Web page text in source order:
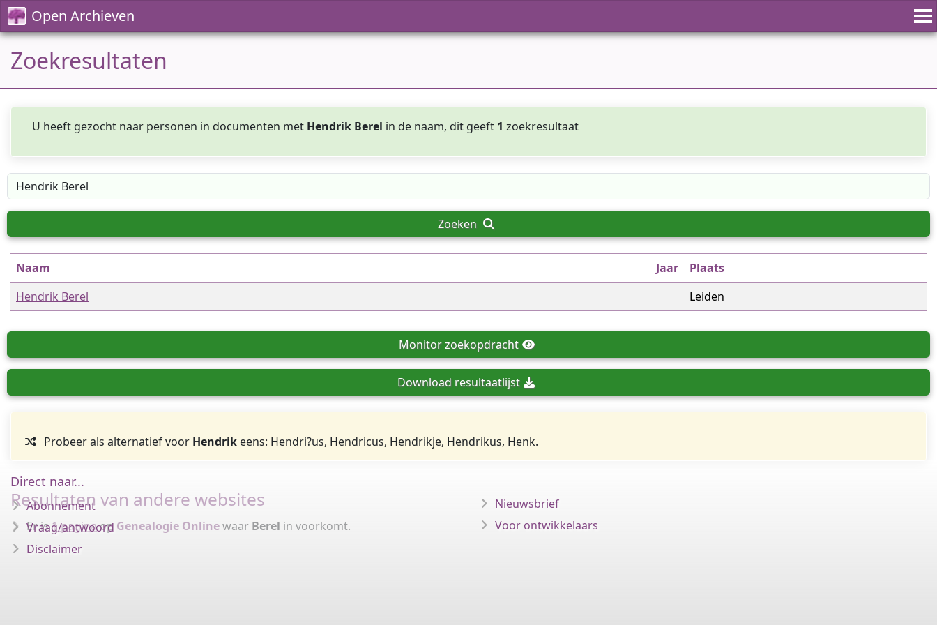
Open Archieven
Zoekresultaten
U heeft gezocht naar personen in documenten met Hendrik Berel in de naam, dit geeft 1 zoekresultaat
Zoeken
Naam Jaar
Plaats
Hendrik Berel
Leiden
Monitorzoekopdracht
Download resultaatlijst
Probeer als alternatief voor Hendrikeens: Hendri?us, Hendricus, Hendrikje, Hendrikus, Henk.
Resultaten van andere websites
Er is1 paginaop Genealogie Onlinewaar Berel in voorkomt.
Direct naar...
Abonnement
Vraag/antwoord
Disclaimer
Nieuwsbrief
Voor ontwikkelaars